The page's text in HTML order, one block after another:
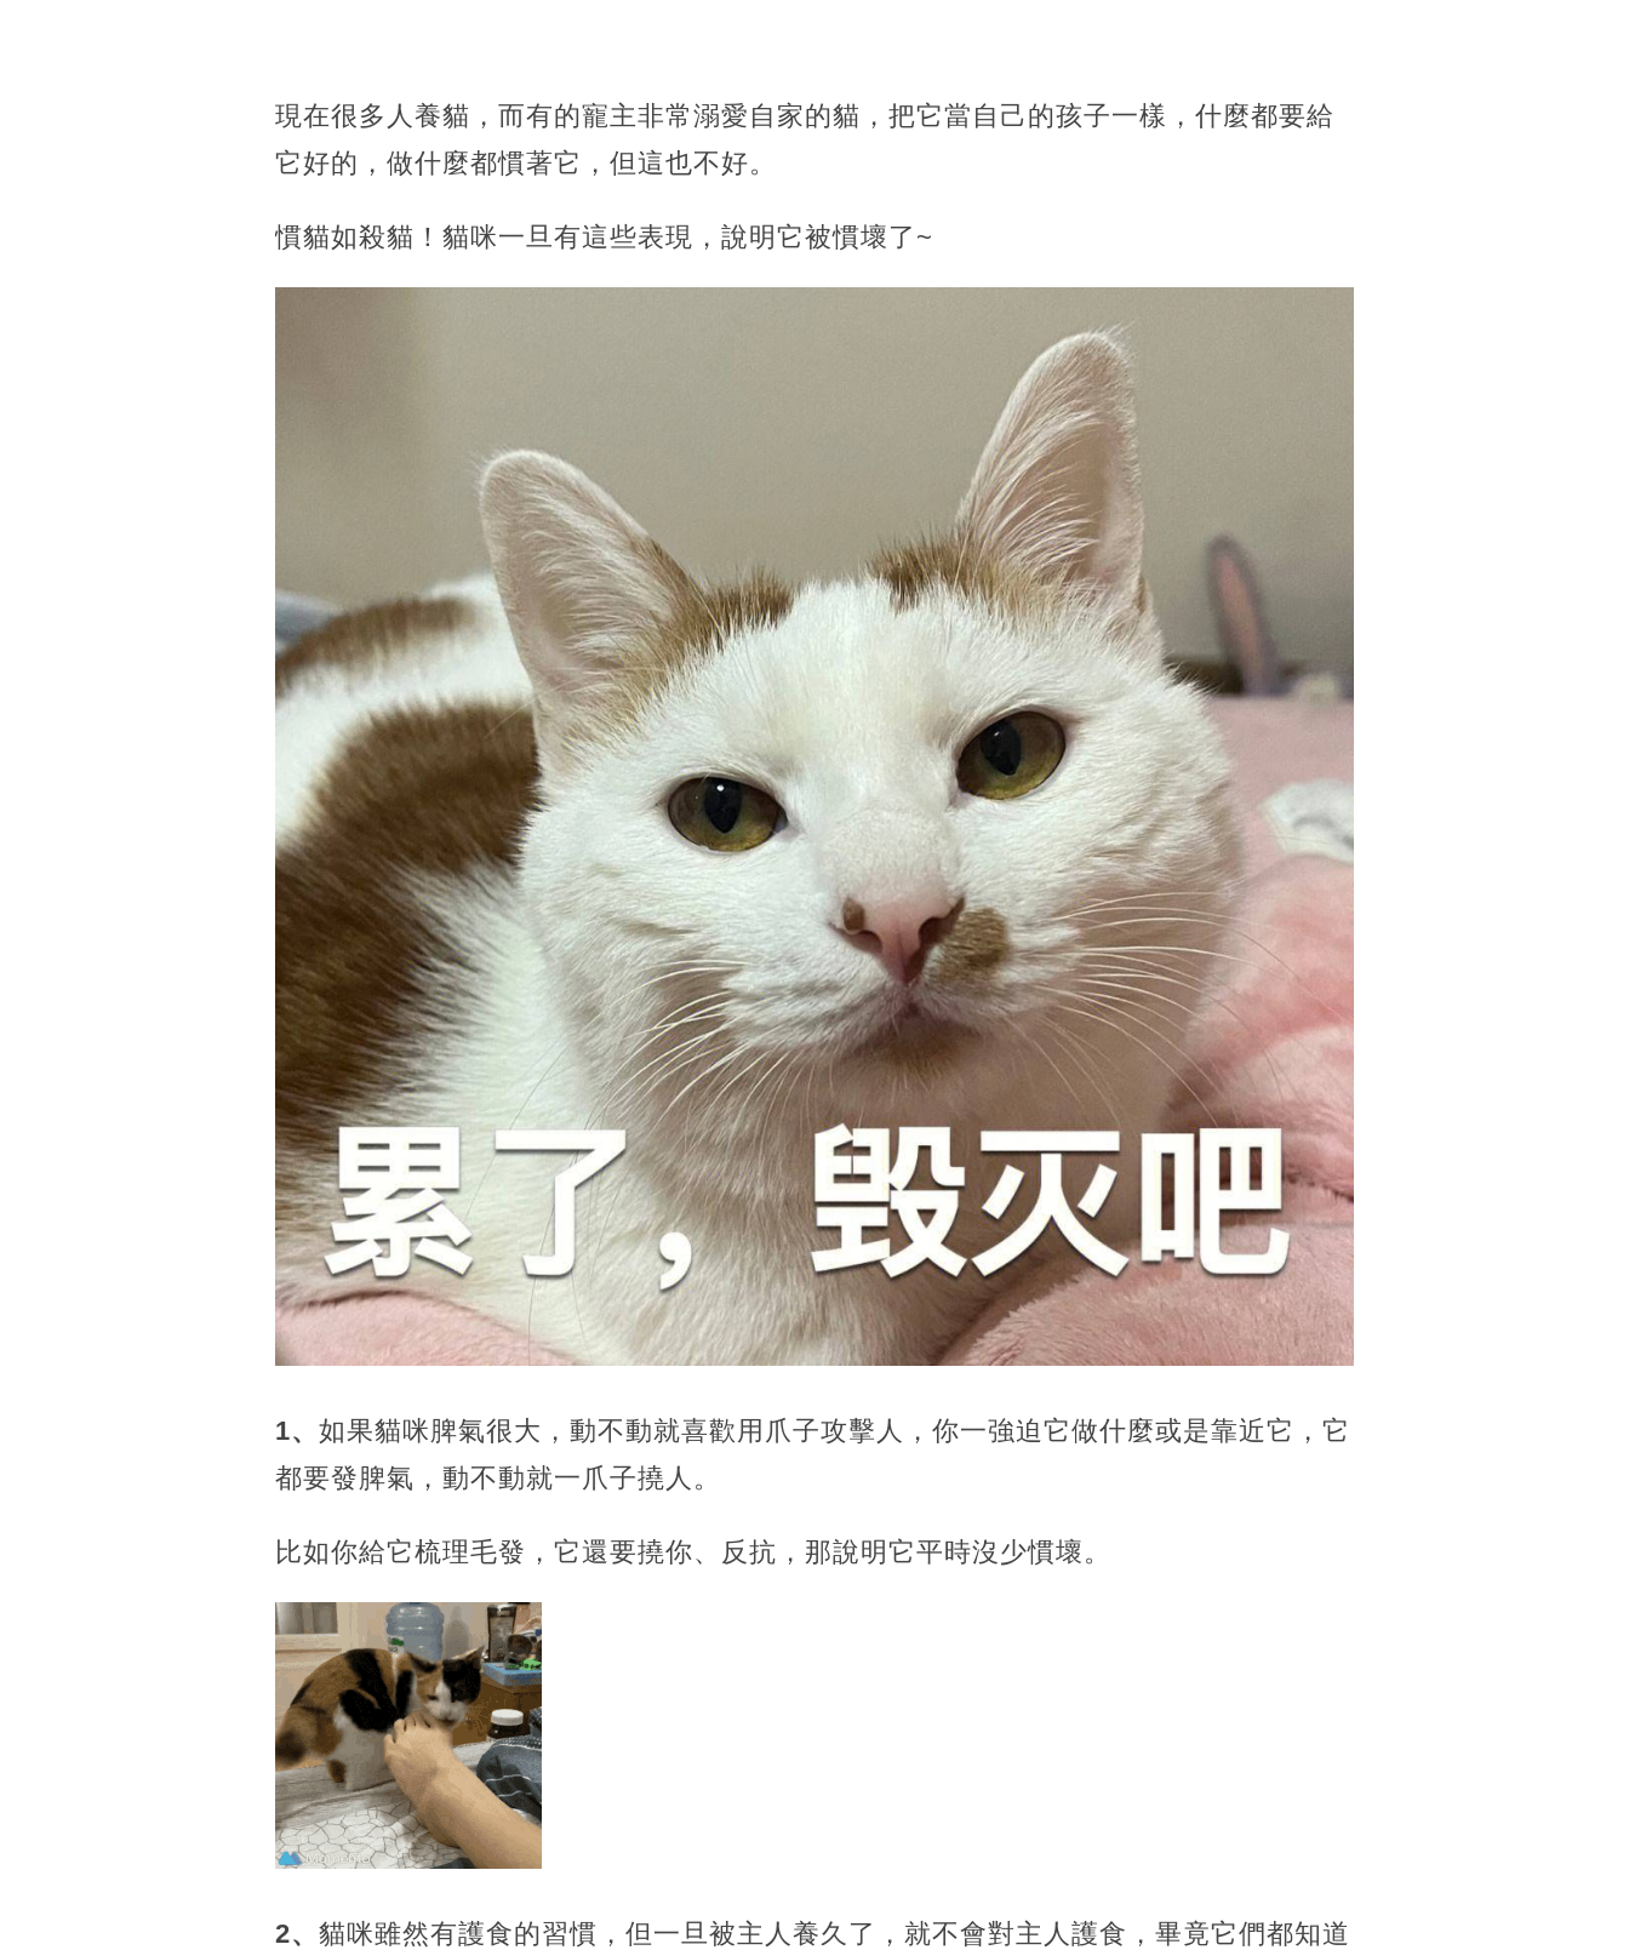
現在很多人養貓，而有的寵主非常溺愛自家的貓，把它當自己的孩子一樣，什麼都要給
它好的，做什麼都慣著它，但這也不好。
慣貓如殺貓！貓咪一旦有這些表現，說明它被慣壞了~
1、 如果貓咪脾氣很大，動不動就喜歡用爪子攻擊人，你一強迫它做什麼或是靠近它，它
都要發脾氣，動不動就一爪子撓人。
比如你給它梳理毛發，它還要撓你、反抗，那說明它平時沒少慣壞。
2、 貓咪雖然有護食的習慣，但一旦被主人養久了，就不會對主人護食，畢竟它們都知道